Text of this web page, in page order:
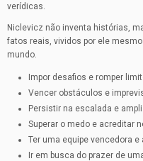
verídicas.
Niclevicz não inventa histórias,
fatos reais, vividos por ele
mundo.
Impor desafios e romper
Vencer obstáculos e
Persistir na escalada e
Superar o medo e acreditar
Ter uma equipe vencedora e
Ir em busca do prazer de